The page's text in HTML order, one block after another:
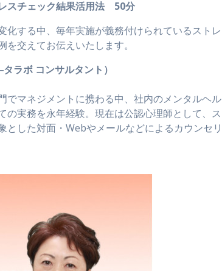
スチェック結果活用法 50分
化する中、毎年実施が義務付けられているスト
交えてお伝えいたします。
ラボ コンサルタント）
でマネジメントに携わる中、社内のメンタルヘ
の実務を永年経験。現在は公認心理師として、
とした対面・Webやメールなどによるカウンセ